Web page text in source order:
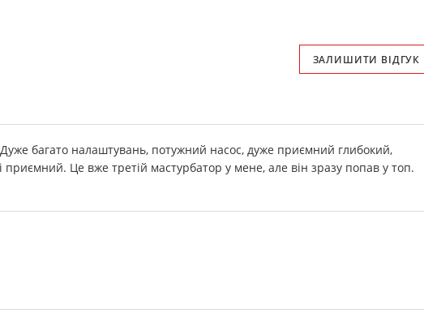
ЗАЛИШИТИ ВІДГУК
Дуже багато налаштувань, потужний насос, дуже приємний глибокий,
Це вже третій мастурбатор у мене, але він зразу попав у топ.